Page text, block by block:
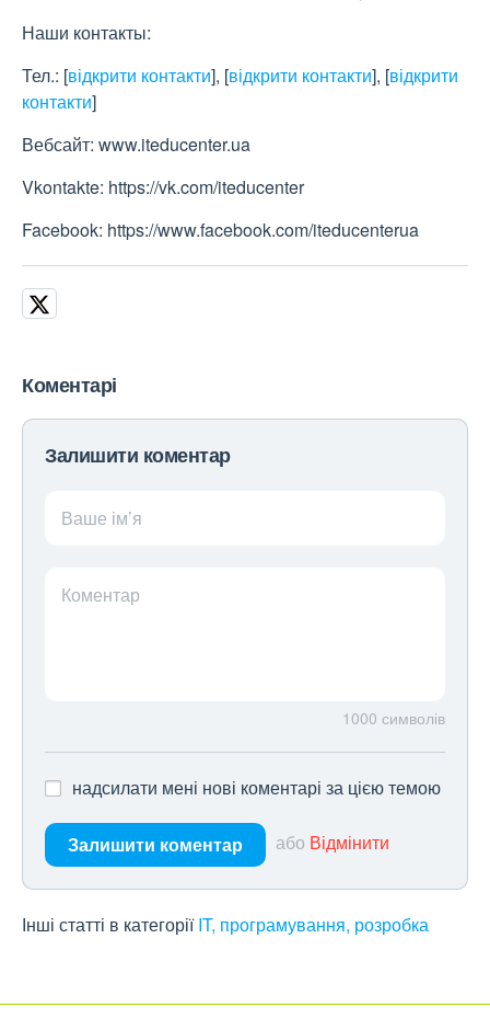
Наши контакты:
Тел.: [відкрити контакти], [відкрити контакти], [відкрити
контакти]
Вебсайт: www.iteducenter.ua
Vkontakte: https://vk.com/iteducenter
Facebook: https://www.facebook.com/iteducenterua
Коментарі
Залишити коментар
Ваше ім’я
Коментар
1000 символів
надсилати мені нові коментарі за цією темою
Залишити коментар або Відмінити
Інші статті в категорії IT, програмування, розробка